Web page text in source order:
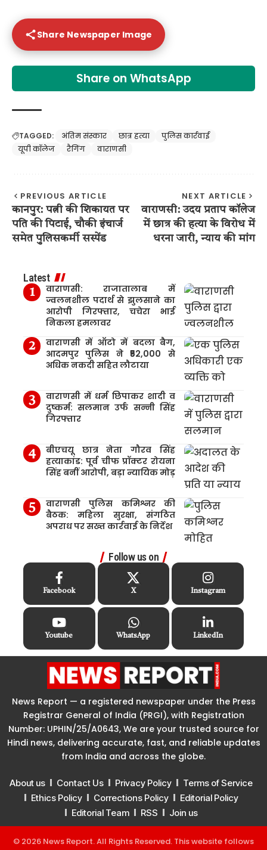
Share Newspaper Image
Share on WhatsApp
TAGGED: अंतिम संस्कार छात्र हत्या
पुलिस कार्रवाई
यूपी कॉलेज
रैगिंग वाराणसी
PREVIOUS ARTICLE
कानपुर: पत्नी की शिकायत पर
पति की पिटाई, चौकी इंचार्ज
समेत पुलिसकर्मी सस्पेंड
NEXT ARTICLE
वाराणसी: उदय प्रताप कॉलेज
में छात्र की हत्या के विरोध में
धरना जारी, न्याय की मांग
Latest
वाराणसी: राजातालाब में
ज्वलनशील पदार्थ से झुलसाने का
आरोपी गिरफ्तार, चचेरा भाई
निकला हमलावर
वाराणसी में ऑटो में बदला बैग,
आदमपुर पुलिस ने ₹52,000 से
अधिक नकदी सहित लौटाया
वाराणसी में धर्म छिपाकर शादी व
दुष्कर्म: सलमान उर्फ सन्नी सिंह
गिरफ्तार
बीएचयू छात्र नेता गौरव सिंह
हत्याकांड: पूर्व चीफ प्रॉक्टर रोयना
सिंह बनीं आरोपी, बड़ा न्यायिक मोड़
वाराणसी पुलिस कमिश्नर की
बैठक: महिला सुरक्षा, संगठित
अपराध पर सख्त कार्रवाई के निर्देश
Follow us on
Facebook X Instagram
Youtube WhatsApp LinkedIn
News Report — a registered newspaper under the Press
Registrar General of India (PRGI), with Registration
Number: UPHIN/25/A0643, We are your trusted source for
Hindi news, delivering accurate, fast, and reliable updates
from India and across the globe.
About us Contact Us Privacy Policy
Terms of Service
Ethics Policy
Corrections Policy
Editorial Policy
Editorial Team
RSS Join us
© 2026 News Report. All Rights Reserved. This website follows